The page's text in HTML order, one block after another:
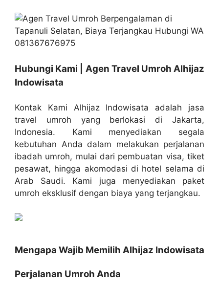
Hubungi Kami | Agen Travel Umroh Alhijaz
Indowisata
Kontak Kami Alhijaz Indowisata adalah jasa
travel umroh yang berlokasi di Jakarta,
Indonesia. Kami menyediakan segala
kebutuhan Anda dalam melakukan perjalanan
ibadah umroh, mulai dari pembuatan visa, tiket
pesawat, hingga akomodasi di hotel selama di
Arab Saudi. Kami juga menyediakan paket
umroh eksklusif dengan biaya yang terjangkau.
Mengapa Wajib Memilih Alhijaz Indowisata
Perjalanan Umroh Anda